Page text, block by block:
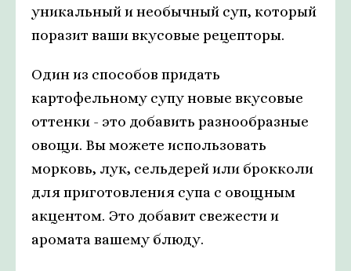
уникальный и необычный суп, который
поразит ваши вкусовые рецепторы.
Один из способов придать
картофельному супу новые вкусовые
оттенки - это добавить разнообразные
овощи. Вы можете использовать
морковь, лук, сельдерей или брокколи
для приготовления супа с овощным
акцентом. Это добавит свежести и
аромата вашему блюду.